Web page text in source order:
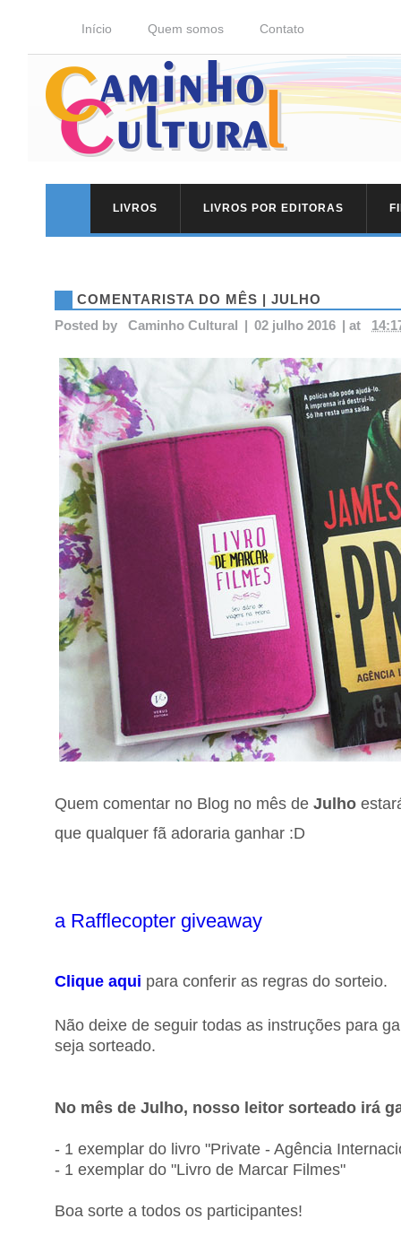
Início Quem somos Contato
LIVROS LIVROS POR EDITORAS
COMENTARISTA DO MÊS | JULHO
Posted by
Caminho Cultural | 02 julho 2016 | at
Quem comentar no Blog no mês de Julho
que qualquer fã adoraria ganhar :D
a Rafflecopter giveaway
Clique aqui para conferir as regras do sorteio.
Não deixe de seguir todas as instruções para
seja sorteado.
No mês de Julho, nosso leitor sorteado irá
- 1 exemplar do livro "Private - Agência
- 1 exemplar do "Livro de Marcar Filmes"
Boa sorte a todos os participantes!